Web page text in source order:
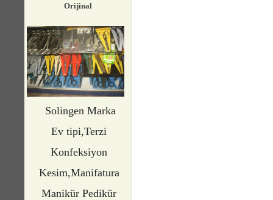
Orijinal
Solingen Marka
Ev tipi,Terzi
Konfeksiyon
Kesim,Manifatura
Manikür Pedikür